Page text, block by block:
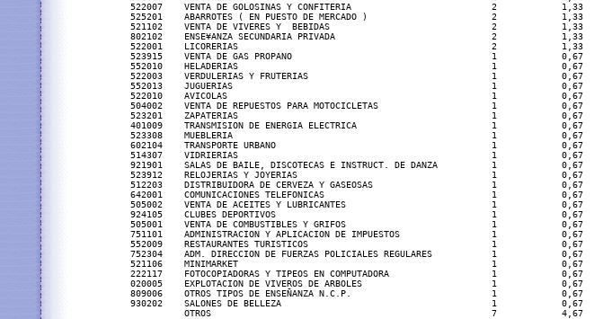
522007    VENTA DE GOLOSINAS Y CONFITERIA                          2            1,33
525201    ABARROTES ( EN PUESTO DE MERCADO )                       2            1,33
521102    VENTA DE VIVERES Y  BEBIDAS                              2            1,33
802102    ENSE¥ANZA SECUNDARIA PRIVADA                             2            1,33
522001    LICORERIAS                                               2            1,33
523915    VENTA DE GAS PROPANO                                     1            0,67
552010    HELADERIAS                                               1            0,67
522003    VERDULERIAS Y FRUTERIAS                                  1            0,67
552013    JUGUERIAS                                                1            0,67
522010    AVICOLAS                                                 1            0,67
504002    VENTA DE REPUESTOS PARA MOTOCICLETAS                     1            0,67
523201    ZAPATERIAS                                               1            0,67
401009    TRANSMISION DE ENERGIA ELECTRICA                         1            0,67
523308    MUEBLERIA                                                1            0,67
602104    TRANSPORTE URBANO                                        1            0,67
514307    VIDRIERIAS                                               1            0,67
921901    SALAS DE BAILE, DISCOTECAS E INSTRUCT. DE DANZA          1            0,67
523912    RELOJERIAS Y JOYERIAS                                    1            0,67
512203    DISTRIBUIDORA DE CERVEZA Y GASEOSAS                      1            0,67
642001    COMUNICACIONES TELEFONICAS                               1            0,67
505002    VENTA DE ACEITES Y LUBRICANTES                           1            0,67
924105    CLUBES DEPORTIVOS                                        1            0,67
505001    VENTA DE COMBUSTIBLES Y GRIFOS                           1            0,67
751101    ADMINISTRACION Y APLICACION DE IMPUESTOS                 1            0,67
552009    RESTAURANTES TURISTICOS                                  1            0,67
752304    ADM. DIRECCION DE FUERZAS POLICIALES REGULARES           1            0,67
521106    MINIMARKET                                               1            0,67
222117    FOTOCOPIADORAS Y TIPEOS EN COMPUTADORA                   1            0,67
020005    EXPLOTACION DE VIVEROS DE ARBOLES                        1            0,67
809006    OTROS TIPOS DE ENSEÑANZA N.C.P.                          1            0,67
930202    SALONES DE BELLEZA                                       1            0,67
          OTROS                                                    7            4,67